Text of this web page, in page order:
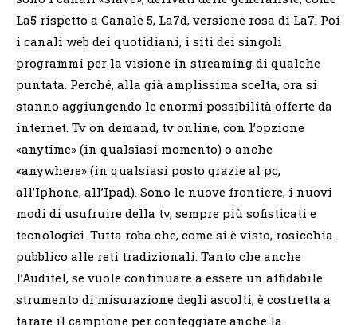
La5 rispetto a Canale 5, La7d, versione rosa di La7. Poi
i canali web dei quotidiani, i siti dei singoli
programmi per la visione in streaming di qualche
puntata. Perché, alla già amplissima scelta, ora si
stanno aggiungendo le enormi possibilità offerte da
internet. Tv on demand, tv online, con l’opzione
«anytime» (in qualsiasi momento) o anche
«anywhere» (in qualsiasi posto grazie al pc,
all’Iphone, all’Ipad). Sono le nuove frontiere, i nuovi
modi di usufruire della tv, sempre più sofisticati e
tecnologici. Tutta roba che, come si è visto, rosicchia
pubblico alle reti tradizionali. Tanto che anche
l’Auditel, se vuole continuare a essere un affidabile
strumento di misurazione degli ascolti, è costretta a
tarare il campione per conteggiare anche la